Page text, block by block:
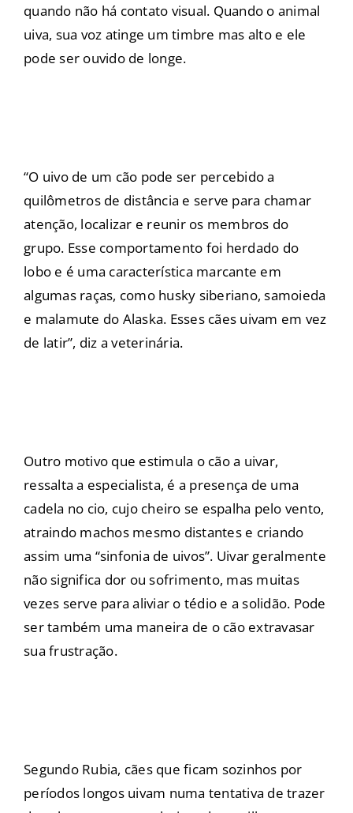
quando não há contato visual. Quando o animal
uiva, sua voz atinge um timbre mas alto e ele
pode ser ouvido de longe.
“O uivo de um cão pode ser percebido a
quilômetros de distância e serve para chamar
atenção, localizar e reunir os membros do
grupo. Esse comportamento foi herdado do
lobo e é uma característica marcante em
algumas raças, como husky siberiano, samoieda
e malamute do Alaska. Esses cães uivam em vez
de latir”, diz a veterinária.
Outro motivo que estimula o cão a uivar,
ressalta a especialista, é a presença de uma
cadela no cio, cujo cheiro se espalha pelo vento,
atraindo machos mesmo distantes e criando
assim uma “sinfonia de uivos”. Uivar geralmente
não significa dor ou sofrimento, mas muitas
vezes serve para aliviar o tédio e a solidão. Pode
ser também uma maneira de o cão extravasar
sua frustração.
Segundo Rubia, cães que ficam sozinhos por
períodos longos uivam numa tentativa de trazer